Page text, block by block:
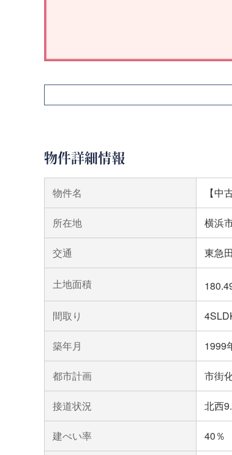
物件詳細情報
物件名 【
所在地 横浜
交通 東急
土地面積
間取り
築年月 1999
都市計画 市街
接道状況 北西
建ぺい率 40％